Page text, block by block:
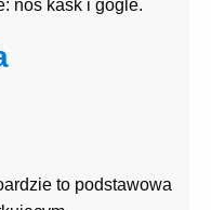
noś kask i gogle.
to podstawowa